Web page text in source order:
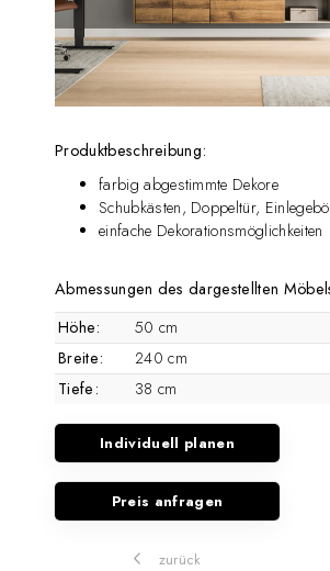
Produktbeschreibung:
farbig abgestimmte Dekore
Schubkästen, Doppeltür,
einfache Dekorationsmöglichkeiten
Abmessungen des dargestellten
Höhe:
50 cm
Breite:
240 cm
Tiefe:
38 cm
Individuell planen
Preis anfragen
zurück